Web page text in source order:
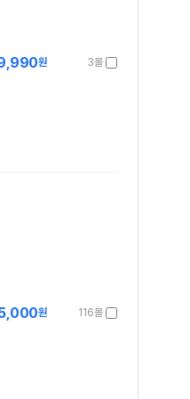
3몰
원
116몰
원